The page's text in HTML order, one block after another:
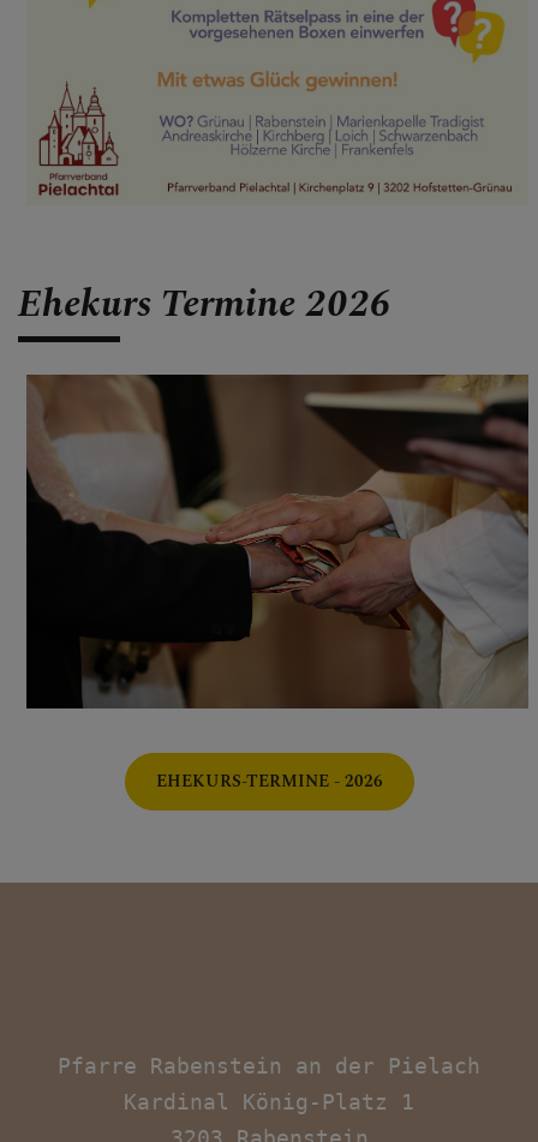
Ehekurs Termine 2026
EHEKURS-TERMINE - 2026
Pfarre Rabenstein an der Pielach
Kardinal König-Platz 1